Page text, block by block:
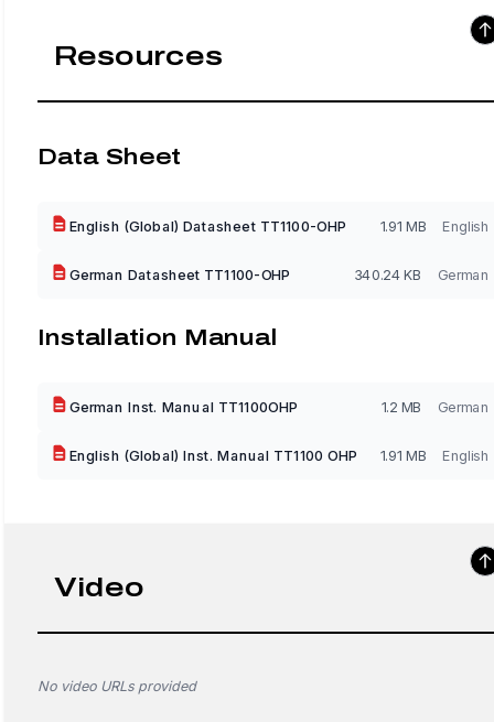
Resources
Data Sheet
English (Global) Datasheet TT1100-OHP 1.91 MB English
German Datasheet TT1100-OHP 340.24 KB German
Installation Manual
German Inst. Manual TT1100OHP 1.2 MB German
English (Global) Inst. Manual TT1100 OHP 1.91 MB English
Video
No video URLs provided